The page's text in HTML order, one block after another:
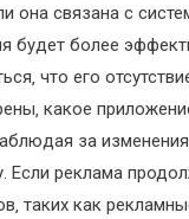
она связана с
будет более
что его
какое
за
Если реклама
таких как